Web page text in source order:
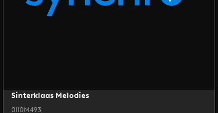
Sinterklaas Melodies
0II0M493